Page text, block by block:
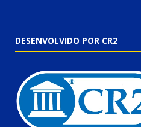
DESENVOLVIDO POR CR2